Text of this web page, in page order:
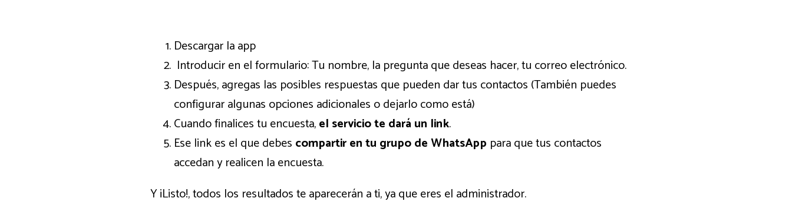
Descargar la app
Introducir en el formulario: Tu nombre, la pregunta que deseas hacer, tu correo electrónico.
Después, agregas las posibles respuestas que pueden dar tus contactos (También puedes
configurar algunas opciones adicionales o dejarlo como está)
Cuando finalices tu encuesta,el servicio te dará un link.
Ese link es el que debes compartir en tu grupo de WhatsApp para que tus contactos
accedan y realicen la encuesta.
Y ¡Listo!, todos los resultados te aparecerán a ti, ya que eres el administrador.